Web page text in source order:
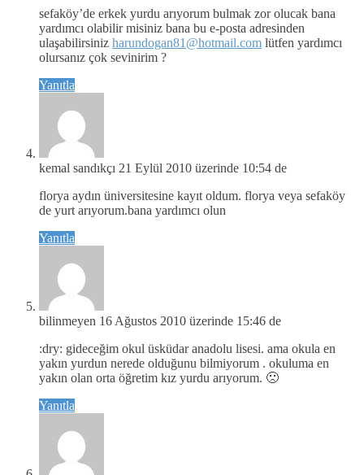
sefaköy’de erkek yurdu arıyorum bulmak zor olucak bana
yardımcı olabilir misiniz bana bu e-posta adresinden
ulaşabilirsiniz harundogan81@hotmail.com lütfen yardımcı
olursanız çok sevinirim ?
Yanıtla
kemal sandıkçı 21 Eylül 2010 üzerinde 10:54 de
florya aydın üniversitesine kayıt oldum. florya veya sefaköy
de yurt arıyorum.bana yardımcı olun
Yanıtla
bilinmeyen 16 Ağustos 2010 üzerinde 15:46 de
:dry: gideceğim okul üsküdar anadolu lisesi. ama okula en
yakın yurdun nerede olduğunu bilmiyorum . okuluma en
yakın olan orta öğretim kız yurdu arıyorum. 🙁
Yanıtla